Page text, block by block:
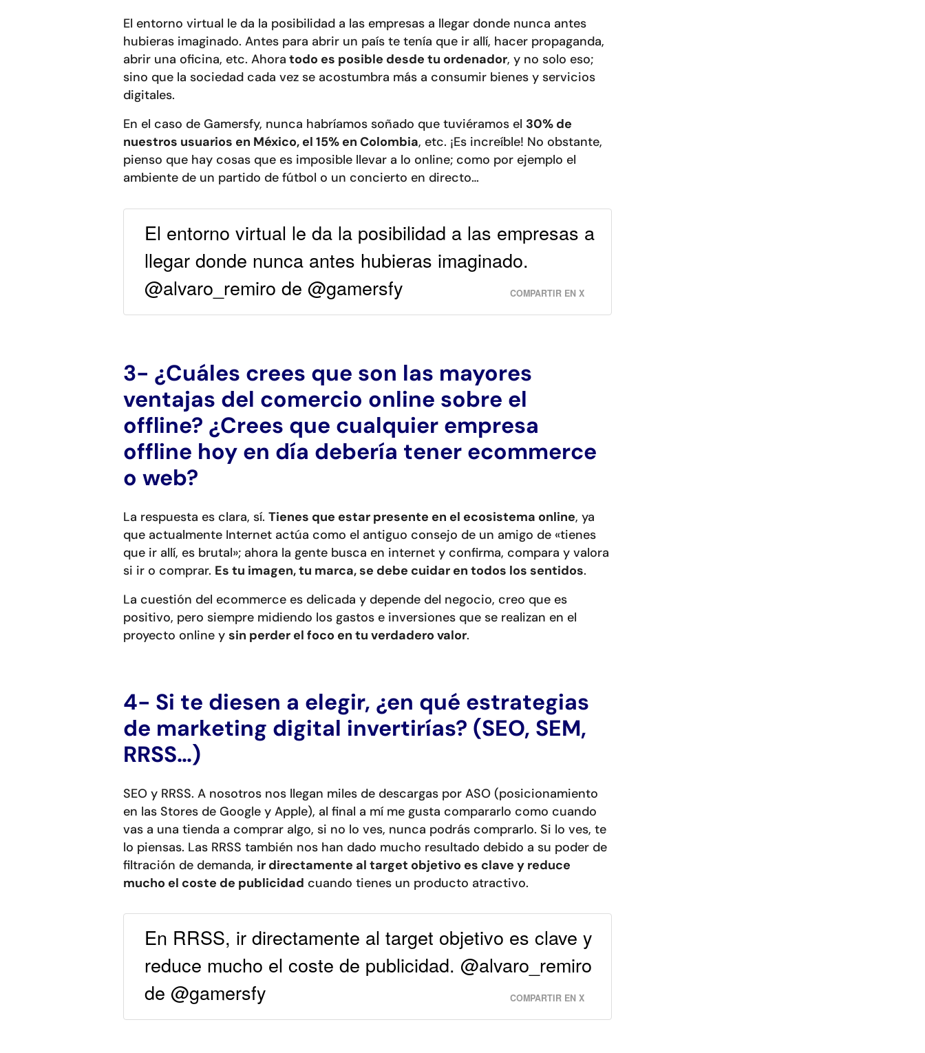
El entorno virtual le da la posibilidad a las empresas a llegar donde nunca antes
hubieras imaginado. Antes para abrir un país te tenía que ir allí, hacer propaganda,
abrir una oficina, etc. Ahora todo es posible desde tu ordenador, y no solo eso;
sino que la sociedad cada vez se acostumbra más a consumir bienes y servicios
digitales.
En el caso de Gamersfy, nunca habríamos soñado que tuviéramos el 30% de
nuestros usuarios en México, el 15% en Colombia, etc. ¡Es increíble! No obstante,
pienso que hay cosas que es imposible llevar a lo online; como por ejemplo el
ambiente de un partido de fútbol o un concierto en directo…
El entorno virtual le da la posibilidad a las empresas a
llegar donde nunca antes hubieras imaginado.
@alvaro_remiro de @gamersfy
COMPARTIR EN X
3- ¿Cuáles crees que son las mayores
ventajas del comercio online sobre el
offline? ¿Crees que cualquier empresa
offline hoy en día debería tener ecommerce
o web?
La respuesta es clara, sí.Tienes que estar presente en el ecosistema online, ya
que actualmente Internet actúa como el antiguo consejo de un amigo de «tienes
que ir allí, es brutal»; ahora la gente busca en internet y confirma, compara y valora
si ir o comprar. Es tu imagen, tu marca, se debe cuidar en todos los sentidos.
La cuestión del ecommerce es delicada y depende del negocio, creo que es
positivo, pero siempre midiendo los gastos e inversiones que se realizan en el
proyecto online ysin perder el foco en tu verdadero valor.
4- Si te diesen a elegir, ¿en qué estrategias
de marketing digital invertirías? (SEO, SEM,
RRSS…)
SEO y RRSS. A nosotros nos llegan miles de descargas por ASO (posicionamiento
en las Stores de Google y Apple), al final a mí me gusta compararlo como cuando
vas a una tienda a comprar algo, si no lo ves, nunca podrás comprarlo. Si lo ves, te
lo piensas. Las RRSS también nos han dado mucho resultado debido a su poder de
filtración de demanda, ir directamente al target objetivo es clave y reduce
mucho el coste de publicidad cuando tienes un producto atractivo.
En RRSS, ir directamente al target objetivo es clave y
reduce mucho el coste de publicidad. @alvaro_remiro
de @gamersfy
COMPARTIR EN X